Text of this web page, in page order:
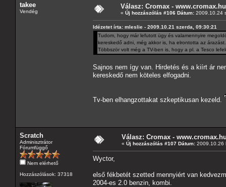
takee
Vendég
Válasz: Cromax - www.cromax.hu
« Új hozzászólás #106 Dátum: 2009.10.24
Idézetet írta: mleslie - 2009.10.21 szerda, 09:30:21
Tudom, hogy már lefutott ügy és valamennyire
kereskedő adni, még akkor is, ha elrontotta az árazást.
Többször volt még a TV-ben is, hogy a pl. a Tesco
Sajnos nem így van. Hirdetés és a kiírt ár
kereskedő nem köteles elfogadni.
Tv-ben elhangzottakat szkeptikusan kezeld.
Scratch
Adminisztrátor
Fórumfüggő
Nem elérhető
Hozzászólások: 37318
Válasz: Cromax -
« Új hozzászólás #107 Dátum: 2009.10.26
Wyctor,
első fékbetét szetted mennyiért van
2004-es 2.0 benzin, kombi.